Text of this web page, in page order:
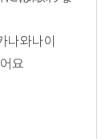
나와나이
요